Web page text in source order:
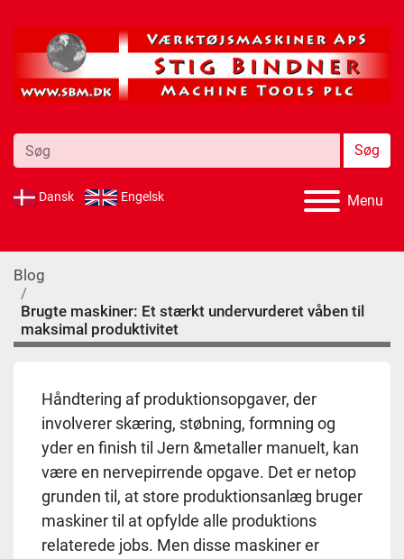
Søg
Dansk Engelsk Menu
Blog
Brugte maskiner: Et stærkt undervurderet våben til
maksimal produktivitet
Håndtering af produktionsopgaver, der
involverer skæring, støbning, formning og
yder en finish til Jern &metaller manuelt, kan
være en nervepirrende opgave. Det er netop
grunden til, at store produktionsanlæg bruger
maskiner til at opfylde alle produktions
relaterede jobs. Men disse maskiner er